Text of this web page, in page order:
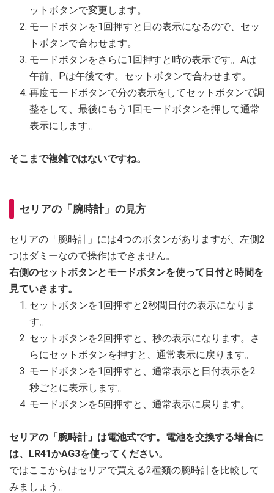
ットボタンで変更します。
モードボタンを1回押すと日の表示になるので、セッ
トボタンで合わせます。
モードボタンをさらに1回押すと時の表示です。Aは
午前、Pは午後です。セットボタンで合わせます。
再度モードボタンで分の表示をしてセットボタンで調
整をして、最後にもう1回モードボタンを押して通常
表示にします。
そこまで複雑ではないですね。
セリアの「腕時計」の見方
セリアの「腕時計」には4つのボタンがありますが、左側2
つはダミーなので操作はできません。
右側のセットボタンとモードボタンを使って日付と時間を
見ていきます。
セットボタンを1回押すと2秒間日付の表示になりま
す。
セットボタンを2回押すと、秒の表示になります。さ
らにセットボタンを押すと、通常表示に戻ります。
モードボタンを1回押すと、通常表示と日付表示を2
秒ごとに表示します。
モードボタンを5回押すと、通常表示に戻ります。
セリアの「腕時計」は電池式です。電池を交換する場合に
は、LR41かAG3を使ってください。
ではここからはセリアで買える2種類の腕時計を比較して
みましょう。